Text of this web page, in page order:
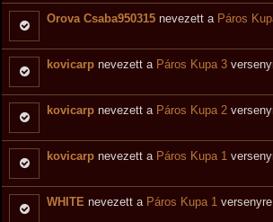
Orova Csaba950315 nevezett a Páros
kovicarp nevezett a Páros Kupa 3
kovicarp nevezett a Páros Kupa 2
kovicarp nevezett a Páros Kupa 1
WHITE nevezett a Páros Kupa 1 versenyre